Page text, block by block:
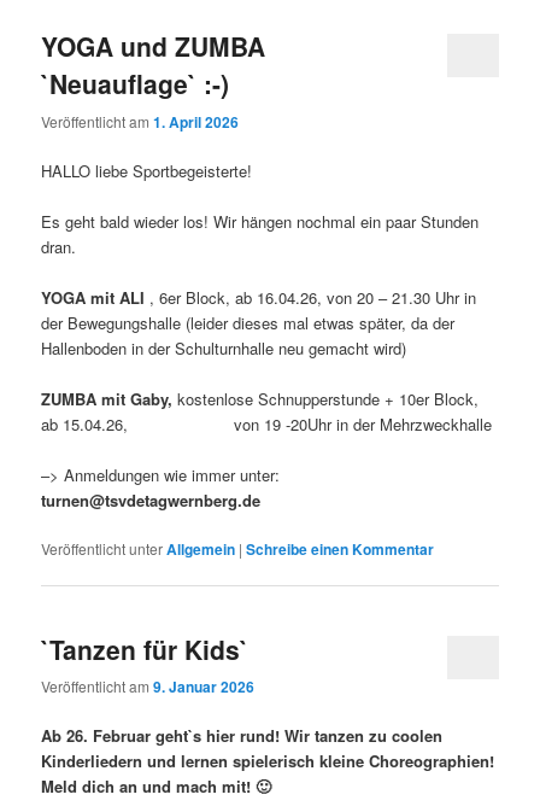
YOGA und ZUMBA
`Neuauflage` :-)
Veröffentlicht am1. April 2026
HALLO liebe Sportbegeisterte!
Es geht bald wieder los! Wir hängen nochmal ein paar Stunden
dran.
YOGA mit ALI , 6er Block, ab 16.04.26, von 20 – 21.30 Uhr in
der Bewegungshalle (leider dieses mal etwas später, da der
Hallenboden in der Schulturnhalle neu gemacht wird)
ZUMBA mit Gaby,kostenlose Schnupperstunde + 10er Block,
ab 15.04.26, von 19 -20Uhr in der Mehrzweckhalle
–> Anmeldungen wie immer unter:
turnen@tsvdetagwernberg.de
Veröffentlicht unterAllgemein |Schreibe einen Kommentar
`Tanzen für Kids`
Veröffentlicht am9. Januar 2026
Ab 26. Februar geht`s hier rund! Wir tanzen zu coolen
Kinderliedern und lernen spielerisch kleine Choreographien!
Meld dich an und mach mit! 🙂